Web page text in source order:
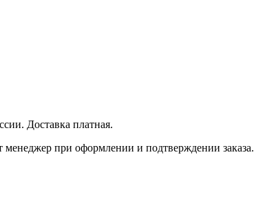
Доставка платная.
менеджер при оформлении и подтверждении заказа.